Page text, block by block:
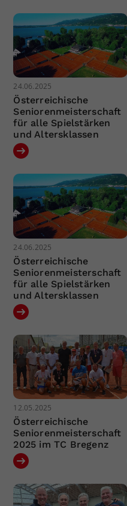
24.06.2025
Österreichische
Seniorenmeisterschaft
für alle Spielstärken
und Altersklassen
24.06.2025
Österreichische
Seniorenmeisterschaft
für alle Spielstärken
und Altersklassen
12.05.2025
Österreichische
Seniorenmeisterschaft
2025 im TC Bregenz